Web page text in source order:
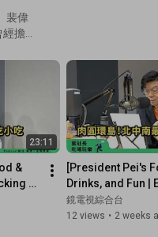
life."
🪐Subscribe to Mirror News on YouTube 👉
Live on YouTube 👉 https://
Facebook 👉 https://pse.is/
裴偉
經擔
媒
情
發
子
身處
就
發
愛
活
23:11
&
at
[President Pei's
Drinks, and Fun |
Collection of
Meatballs from
鏡電視綜合台
12 views • 2 weeks